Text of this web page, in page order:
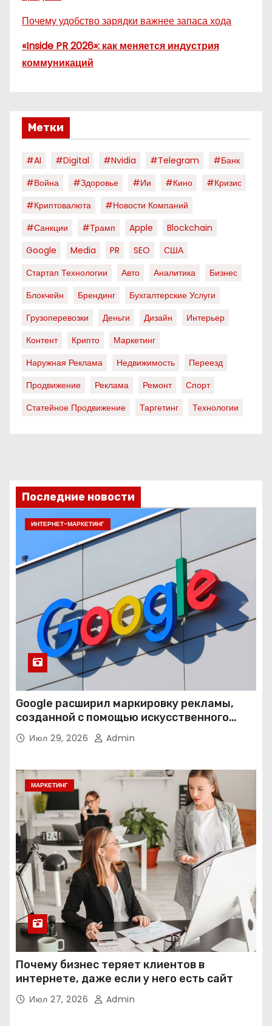
Почему удобство зарядки важнее запаса хода
«Inside PR 2026»: как меняется индустрия
коммуникаций
Метки
#AI #digital #nvidia #telegram
#банк
#война
#здоровье #ии #кино
#кризис
#криптовалюта
#новости Компаний
#санкции
#трамп Apple
Blockchain
Google
Media PR SEO
США
Стартап Технологии
Авто Аналитика
Бизнес
Блокчейн
Брендинг
Бухгалтерские Услуги
Грузоперевозки
Деньги Дизайн
Интерьер
Контент
Крипто
Маркетинг
Наружная Реклама
Недвижимость
Переезд
Продвижение
Реклама Ремонт
Спорт
Статейное Продвижение
Таргетинг Технологии
Последние новости
ИНТЕРНЕТ-МАРКЕТИНГ
Google расширил маркировку рекламы,
созданной с помощью искусственного
интеллекта
Июл 29, 2026 Admin
МАРКЕТИНГ
Почему бизнес теряет клиентов в
интернете, даже если у него есть сайт
Июл 27, 2026 Admin